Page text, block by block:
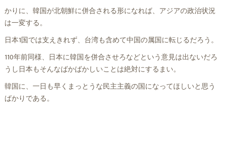
かりに、韓国が北朝鮮に併合される形になれば、アジアの政治状況
は一変する。
日本1国では支えきれず、台湾も含めて中国の属国に転じるだろう。
110年前同様、日本に韓国を併合させろなどという意見は出ないだろ
うし日本もそんなばかばかしいことは絶対にするまい。
韓国に、一日も早くまっとうな民主主義の国になってほしいと思う
ばかりである。